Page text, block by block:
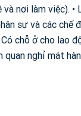
nơi làm việc).
sự và các chế
chỗ ở cho lao
quan nghỉ mát